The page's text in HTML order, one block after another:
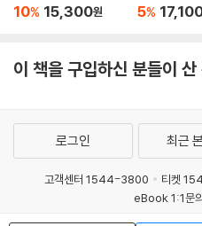
10% 15,300원 5%
이 책을 구입하신 분들이 산
로그인 최근
고객센터 1544-3800 티켓
eBook 1:1문